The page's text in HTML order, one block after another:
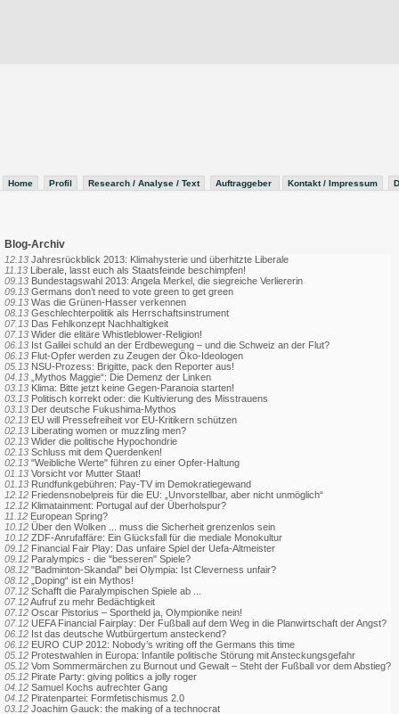
Home Profil Research / Analyse / Text Auftraggeber Kontakt / Impressum
Blog-Archiv
12.13 Jahresrückblick 2013: Klimahysterie und überhitzte Liberale
11.13 Liberale, lasst euch als Staatsfeinde beschimpfen!
09.13 Bundestagswahl 2013: Angela Merkel, die siegreiche Verliererin
09.13 Germans don’t need to vote green to get green
09.13 Was die Grünen-Hasser verkennen
08.13 Geschlechterpolitik als Herrschaftsinstrument
07.13 Das Fehlkonzept Nachhaltigkeit
07.13 Wider die elitäre Whistleblower-Religion!
06.13 Ist Galilei schuld an der Erdbewegung – und die Schweiz an der Flut?
06.13 Flut-Opfer werden zu Zeugen der Öko-Ideologen
05.13 NSU-Prozess: Brigitte, pack den Reporter aus!
04.13
„Mythos Maggie“: Die Demenz der Linken
03.13 Klima: Bitte jetzt keine Gegen-Paranoia starten!
03.13 Politisch korrekt oder: die Kultivierung des Misstrauens
03.13 Der deutsche Fukushima-Mythos
02.13 EU will Pressefreiheit vor EU-Kritikern schützen
02.13 Liberating women or muzzling men?
02.13 Wider die politische Hypochondrie
02.13 Schluss mit dem Querdenken!
02.13 "Weibliche Werte" führen zu einer Opfer-Haltung
01.13 Vorsicht vor Mutter Staat!
01.13 Rundfunkgebühren: Pay-TV im Demokratiegewand
12.12 Friedensnobelpreis für die EU: „Unvorstellbar, aber nicht unmöglich“
12.12 Klimatainment: Portugal auf der Überholspur?
11.12 European Spring?
10.12 Über den Wolken ... muss die Sicherheit grenzenlos sein
10.12 ZDF-Anrufaffäre: Ein Glücksfall für die mediale Monokultur
09.12 Financial Fair Play: Das unfaire Spiel der Uefa-Altmeister
09.12 Paralympics - die "besseren" Spiele?
08.12 "Badminton-Skandal" bei Olympia: Ist Cleverness unfair?
08.12
„Doping“ ist ein Mythos!
07.12 Schafft die Paralympischen Spiele ab ...
07.12Aufruf zu mehr Bedächtigkeit
07.12 Oscar Pistorius – Sportheld ja, Olympionike nein!
07.12 UEFA Financial Fairplay: Der Fußball auf dem Weg in die Planwirtschaft der Angst?
06.12 Ist das deutsche Wutbürgertum ansteckend?
06.12 EURO CUP 2012: Nobody’s writing off the Germans this time
05.12 Protestwahlen in Europa: Infantile politische Störung mit Ansteckungsgefahr
05.12 Vom Sommermärchen zu Burnout und Gewalt – Steht der Fußball vor dem Abstieg?
05.12 Pirate Party: giving politics a jolly roger
04.12 Samuel Kochs aufrechter Gang
04.12 Piratenpartei: Formfetischismus 2.0
03.12 Joachim Gauck: the making of a technocrat